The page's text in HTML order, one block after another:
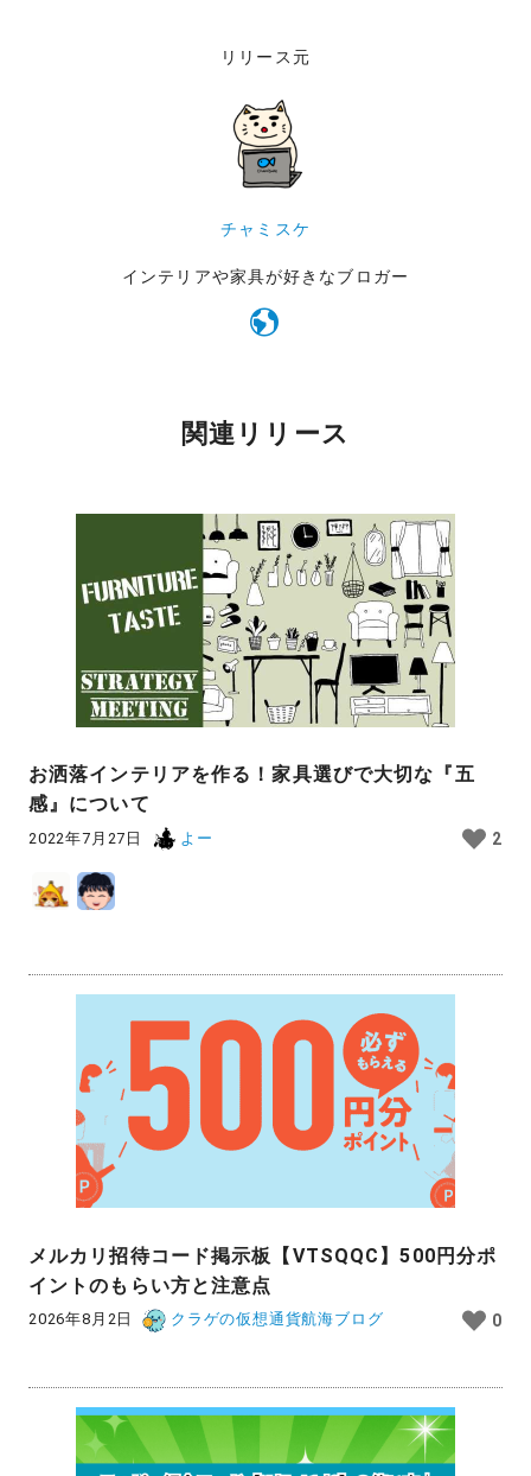
リリース元
チャミスケ
インテリアや家具が好きなブロガー
関連リリース
お洒落インテリアを作る！家具選びで大切な『五
感』について
2022年7月27日 よー 2
メルカリ招待コード掲示板【VTSQQC】500円分ポ
イントのもらい方と注意点
2026年8月2日 クラゲの仮想通貨航海ブログ 0